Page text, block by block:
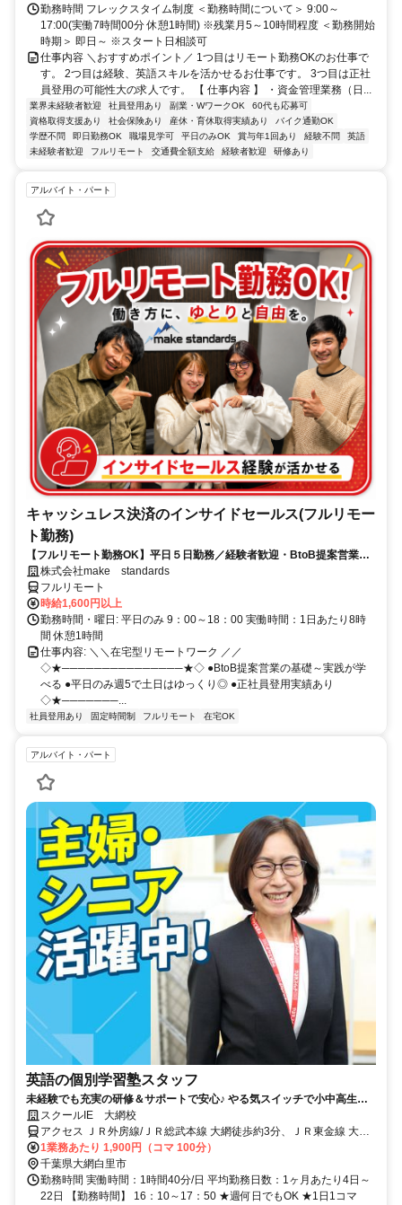
勤務時間 フレックスタイム制度 ＜勤務時間について＞ 9:00～
17:00(実働7時間00分 休憩1時間) ※残業月5～10時間程度 ＜勤務開始
時期＞ 即日～ ※スタート日相談可
仕事内容 ＼おすすめポイント／ 1つ目はリモート勤務OKのお仕事で
す。 2つ目は経験、英語スキルを活かせるお仕事です。 3つ目は正社
員登用の可能性大の求人です。 【 仕事内容 】 ・資金管理業務（日...
業界未経験者歓迎 社員登用あり 副業・WワークOK
60代も応募可
資格取得支援あり
社会保険あり 産休・育休取得実績あり
バイク通勤OK
学歴不問
即日勤務OK 職場見学可 平日のみOK 賞与年1回あり 経験不問
英語
未経験者歓迎
フルリモート 交通費全額支給 経験者歓迎 研修あり
アルバイト・パート
キャッシュレス決済のインサイドセールス(フルリモー
ト勤務)
【フルリモート勤務OK】平日５日勤務／経験者歓迎・BtoB提案営業で
スキルアップ
株式会社make standards
フルリモート
時給1,600円以上
勤務時間・曜日: 平日のみ 9：00～18：00 実働時間：1日あたり8時
間 休憩1時間
仕事内容: ＼＼在宅型リモートワーク ／／
◇★───────────────★◇ ●BtoB提案営業の基礎～実践が学
べる ●平日のみ週5で土日はゆっくり◎ ●正社員登用実績あり
◇★───────...
社員登用あり 固定時間制 フルリモート 在宅OK
アルバイト・パート
英語の個別学習塾スタッフ
未経験でも充実の研修＆サポートで安心♪ やる気スイッチで小中高生と
の1対1または1対2の個別指導！
スクールIE 大網校
アクセス ＪＲ外房線/ＪＲ総武本線 大網徒歩約3分、ＪＲ東金線 大網
徒歩約3分、ＪＲ外房線 永田（千葉県）徒歩約28分
1業務あたり 1,900円（コマ 100分）
千葉県大網白里市
勤務時間 実働時間：1時間40分/日 平均勤務日数：1ヶ月あたり4日～
22日 【勤務時間】 16：10～17：50 ★週何日でもOK ★1日1コマ